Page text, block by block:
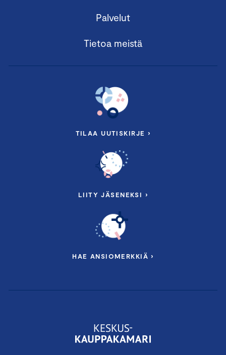
Palvelut
Tietoa meistä
TILAA UUTISKIRJE ›
LIITY JÄSENEKSI ›
HAE ANSIOMERKKIÄ ›